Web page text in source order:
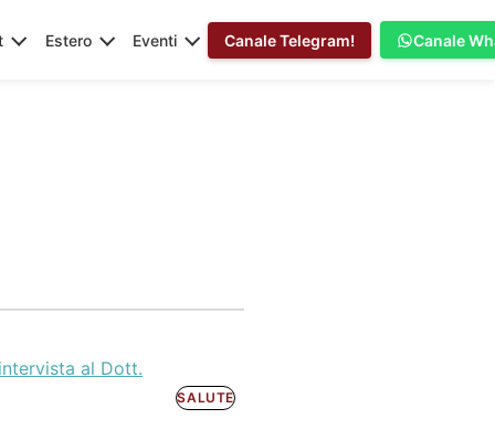
Estero Eventi Canale Telegram! Canale
al Dott.
SALUTE